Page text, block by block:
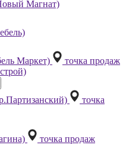
Магнат)
Маркет)
точка продаж
точка
точка продаж